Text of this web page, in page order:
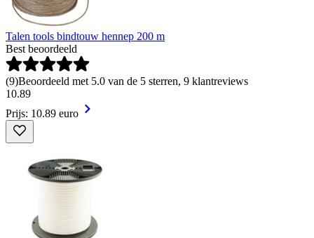
Talen tools bindtouw hennep 200 m
Best beoordeeld
(9)Beoordeeld met 5.0 van de 5 sterren, 9 klantreviews
10.89
Prijs: 10.89 euro